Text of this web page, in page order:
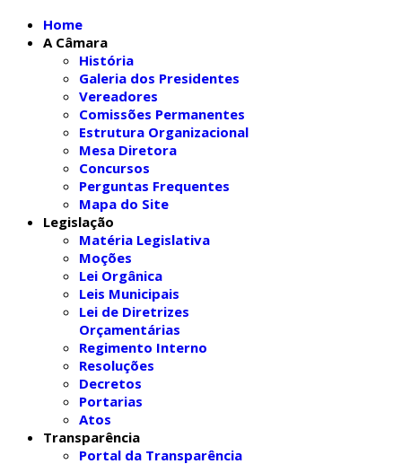
Home
A Câmara
História
Galeria dos Presidentes
Vereadores
Comissões Permanentes
Estrutura Organizacional
Mesa Diretora
Concursos
Perguntas Frequentes
Mapa do Site
Legislação
Matéria Legislativa
Moções
Lei Orgânica
Leis Municipais
Lei de Diretrizes
Orçamentárias
Regimento Interno
Resoluções
Decretos
Portarias
Atos
Transparência
Portal da Transparência